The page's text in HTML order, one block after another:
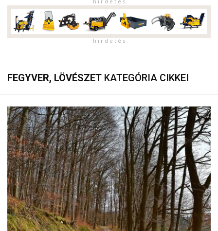
h i r d e t é s
FEGYVER, LÖVÉSZET KATEGÓRIA CIKKEI